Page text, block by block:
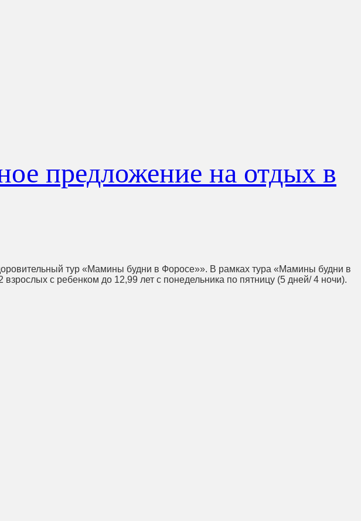
предложение на отдых в
тур «Мамины будни в Форосе»». В рамках тура «Мамины будни в
с ребенком до 12,99 лет с понедельника по пятницу (5 дней/ 4 ночи).